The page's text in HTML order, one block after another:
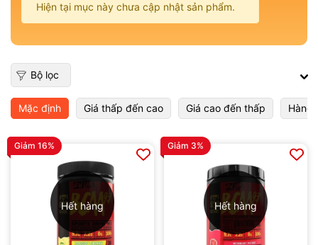
Hiện tại mục này chưa cập nhật sản phẩm.
Bộ lọc
Mặc định Giá thấp đến cao Giá cao đến thấp Hàng
Hết hàng
Giảm 16%
Hết hàng
Giảm 3%